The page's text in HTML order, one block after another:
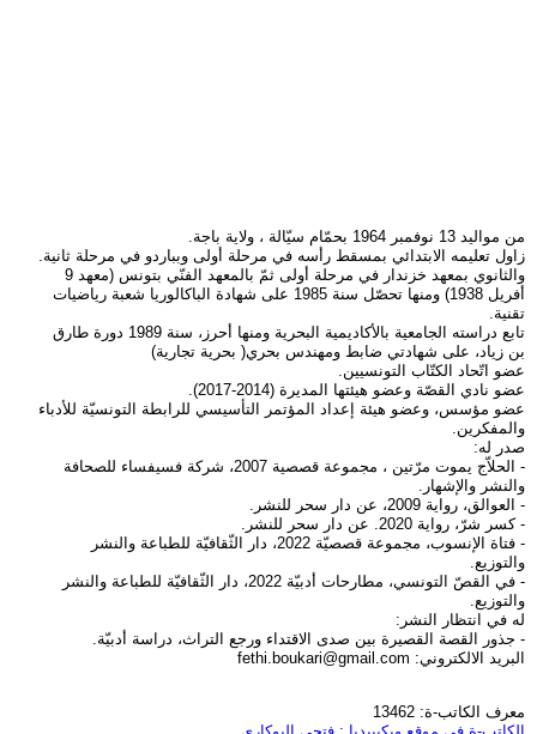
من مواليد 13 نوفمبر 1964 بحمّام سيّالة ، ولاية باجة.
زاول تعليمه الابتدائي بمسقط رأسه في مرحلة أولى وبباردو في مرحلة ثانية.
والثانوي بمعهد خزندار في مرحلة أولى ثمّ بالمعهد الفنّي بتونس (معهد 9
أفريل 1938) ومنها تحصّل سنة 1985 على شهادة الباكالوريا شعبة رياضيات
تقنية.
تابع دراسته الجامعية بالأكاديمية البحرية ومنها أحرز، سنة 1989 دورة طارق
بن زياد، على شهادتي ضابط ومهندس بحري( بحرية تجارية)
عضو اتّحاد الكتّاب التونسيين.
عضو نادي القصّة وعضو هيئتها المديرة (2014-2017).
عضو مؤسس، وعضو هيئة إعداد المؤتمر التأسيسي للرابطة التونسيّة للأدباء
والمفكرين.
صدر له:
- الحلاّج يموت مرّتين ، مجموعة قصصية 2007، شركة فسيفساء للصحافة
والنشر والإشهار.
- العوالق، رواية 2009، عن دار سحر للنشر.
- كسر شرّ، رواية 2020. عن دار سحر للنشر.
- فتاة الإنسوب، مجموعة قصصيّة 2022، دار الثّقافيّة للطباعة والنشر
والتوزيع.
- في القصّ التونسي، مطارحات أدبيّة 2022، دار الثّقافيّة للطباعة والنشر
والتوزيع.
له في انتظار النشر:
- جذور القصة القصيرة بين صدى الاقتداء ورجع التراث، دراسة أدبيّة.
البريد الالكتروني: fethi.boukari@gmail.com
معرف الكاتب-ة: 13462